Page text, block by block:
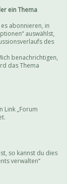
ein Thema
abonnieren, in
auswählst,
des
benachrichtigen,
das Thema
Link „Forum
so kannst du dies
verwalten“